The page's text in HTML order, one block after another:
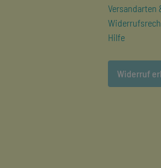
Versandarten
Hilfe
Widerruf